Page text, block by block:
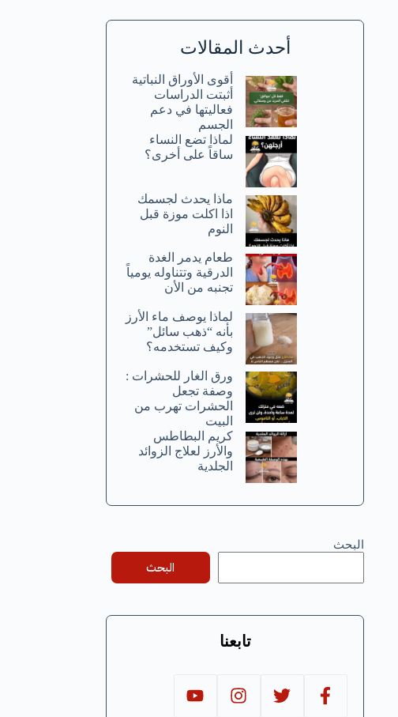
أحدث المقالات
أقوى الأوراق النباتية
أثبتت الدراسات
فعاليتها في دعم
الجسم
لماذا تضع النساء
ساقاً على أخرى؟
ماذا يحدث لجسمك
اذا اكلت موزة قبل
النوم
طعام يدمر الغدة
الدرقية وتتناوله يومياً
تجنبه من الأن
لماذا يوصف ماء الأرز
بأنه “ذهب سائل”
وكيف تستخدمه؟
ورق الغار للحشرات :
وصفة تجعل
الحشرات تهرب من
البيت
كريم البطاطس
والأرز لعلاج الزوائد
الجلدية
البحث
البحث
تابعنا